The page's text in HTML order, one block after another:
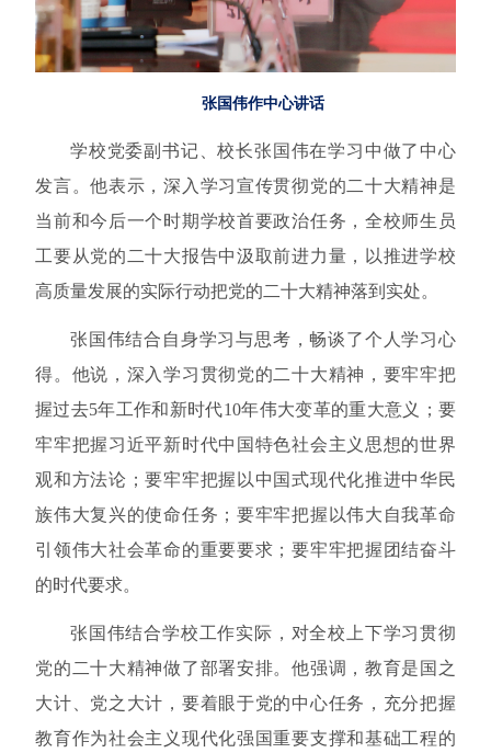
张国伟作中心讲话
学校党委副书记、校长张国伟在学习中做了中心
发言。他表示，深入学习宣传贯彻党的二十大精神是
当前和今后一个时期学校首要政治任务，全校师生员
工要从党的二十大报告中汲取前进力量，以推进学校
高质量发展的实际行动把党的二十大精神落到实处。
张国伟结合自身学习与思考，畅谈了个人学习心
得。他说，深入学习贯彻党的二十大精神，要牢牢把
握过去5年工作和新时代10年伟大变革的重大意义；要
牢牢把握习近平新时代中国特色社会主义思想的世界
观和方法论；要牢牢把握以中国式现代化推进中华民
族伟大复兴的使命任务；要牢牢把握以伟大自我革命
引领伟大社会革命的重要要求；要牢牢把握团结奋斗
的时代要求。
张国伟结合学校工作实际，对全校上下学习贯彻
党的二十大精神做了部署安排。他强调，教育是国之
大计、党之大计，要着眼于党的中心任务，充分把握
教育作为社会主义现代化强国重要支撑和基础工程的